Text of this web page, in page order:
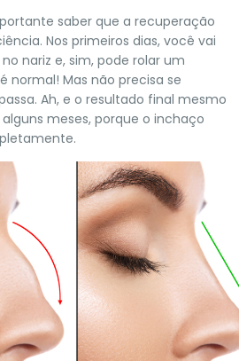
saber que a recuperação
Nos primeiros dias, você vai
nariz e, sim, pode rolar um
normal! Mas não precisa se
Ah, e o resultado final mesmo
meses, porque o inchaço